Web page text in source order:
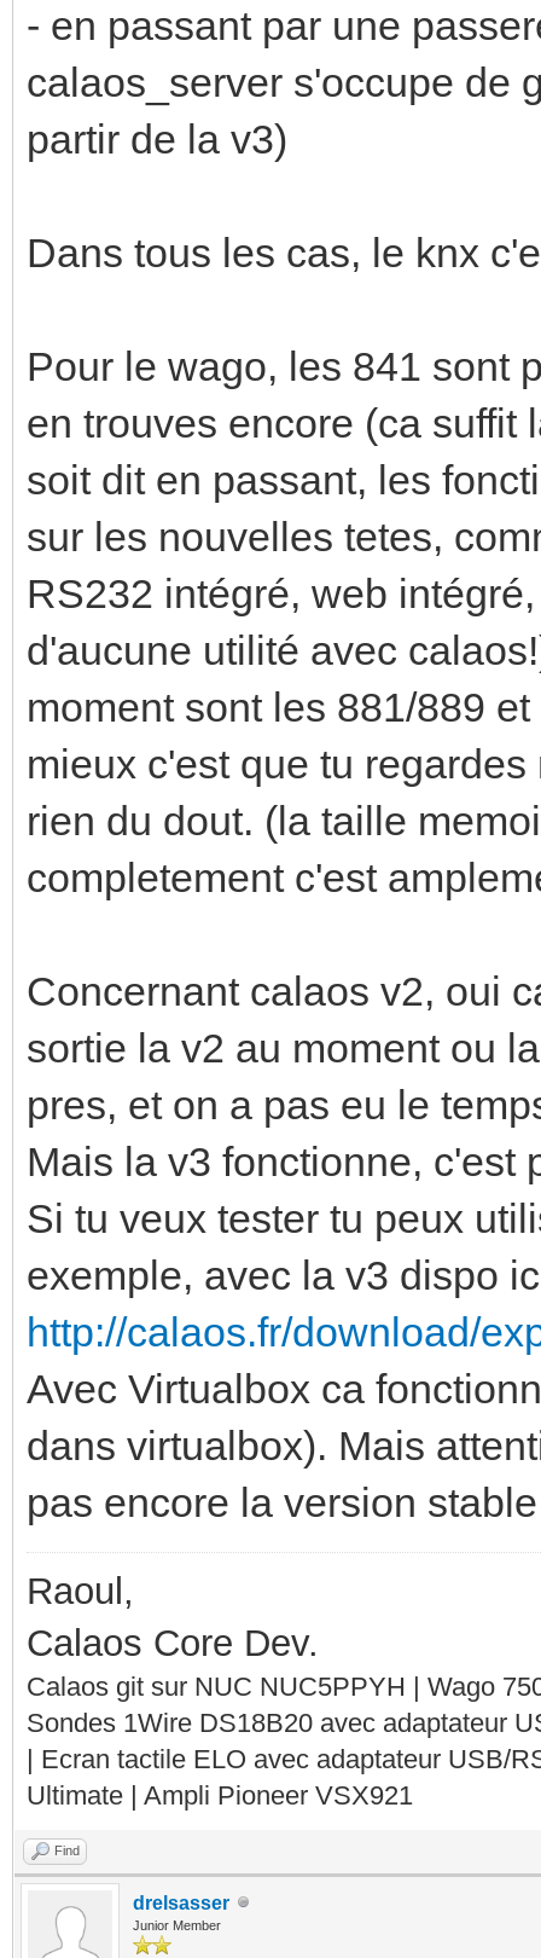
- en passant par une
calaos_server s'occupe de
partir de la v3)
Dans tous les cas, le knx
Pour le wago, les 841 sont
en trouves encore (ca suffit
soit dit en passant, les
sur les nouvelles tetes,
RS232 intégré, web
d'aucune utilité avec
moment sont les 881/889
mieux c'est que tu
rien du dout. (la taille
completement c'est
Concernant calaos v2, oui
sortie la v2 au moment ou
pres, et on a pas eu le
Mais la v3 fonctionne, c'est
Si tu veux tester tu peux
exemple, avec la v3 dispo
http://calaos.fr/download/
Avec Virtualbox ca
dans virtualbox). Mais
pas encore la version
Raoul,
Calaos Core Dev.
Calaos git sur NUC NUC5PPYH | Wago
Sondes 1Wire DS18B20 avec adaptateur
| Ecran tactile ELO avec adaptateur USB/
Ultimate | Ampli Pioneer VSX921
Find
drelsasser
Junior Member